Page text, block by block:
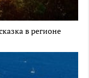
в регионе